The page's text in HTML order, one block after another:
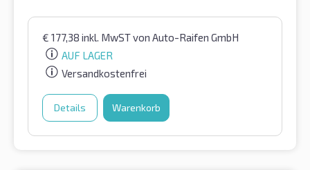
€ 177,38 inkl. MwSTvon Auto-Raifen GmbH
AUF LAGER
Versandkostenfrei
Details Warenkorb